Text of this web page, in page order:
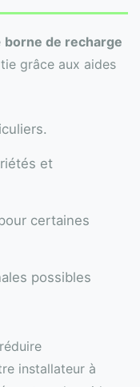
borne de recharge
grâce aux aides
et
certaines
possibles
installateur à